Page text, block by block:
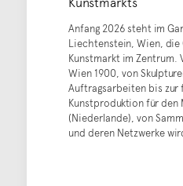
Anfang 2026 steht im
Liechtenstein, Wien,
Kunstmarkt im Zentrum.
Wien 1900, von
Auftragsarbeiten bis zur
Kunstproduktion für den
(Niederlande), von
und deren Netzwerke